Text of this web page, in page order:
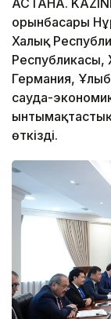
орынбасары
Халық
Республикасы,
Германия,
сауда-
өткізді.